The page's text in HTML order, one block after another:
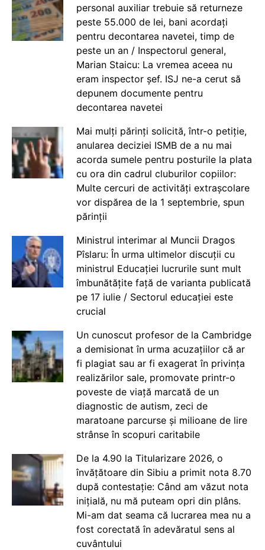
personal auxiliar trebuie să returneze
peste 55.000 de lei, bani acordați
pentru decontarea navetei, timp de
peste un an / Inspectorul general,
Marian Staicu: La vremea aceea nu
eram inspector șef. ISJ ne-a cerut să
depunem documente pentru
decontarea navetei
Mai mulți părinți solicită, într-o petiție,
anularea deciziei ISMB de a nu mai
acorda sumele pentru posturile la plata
cu ora din cadrul cluburilor copiilor:
Multe cercuri de activități extrașcolare
vor dispărea de la 1 septembrie, spun
părinții
Ministrul interimar al Muncii Dragos
Pîslaru: În urma ultimelor discuții cu
ministrul Educației lucrurile sunt mult
îmbunătățite față de varianta publicată
pe 17 iulie / Sectorul educației este
crucial
Un cunoscut profesor de la Cambridge
a demisionat în urma acuzațiilor că ar
fi plagiat sau ar fi exagerat în privința
realizărilor sale, promovate printr-o
poveste de viață marcată de un
diagnostic de autism, zeci de
maratoane parcurse și milioane de lire
strânse în scopuri caritabile
De la 4.90 la Titularizare 2026, o
învățătoare din Sibiu a primit nota 8.70
după contestație: Când am văzut nota
inițială, nu mă puteam opri din plâns.
Mi-am dat seama că lucrarea mea nu a
fost corectată în adevăratul sens al
cuvântului